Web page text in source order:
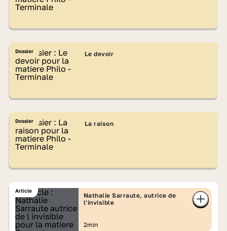
Dossier Le devoir
Dossier La raison
Article
Nathalie Sarraute, autrice de
l'invisible
2min